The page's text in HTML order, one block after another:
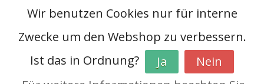
3 locaties Duitsland
InStijl Media
Allgemeine Geschäftsbedingungen (AGB)
|Vorverkaufsregeln
Wir benutzen Cookies nur für interne
Zwecke um den Webshop zu verbessern.
Ist das in Ordnung?
Ja
Nein